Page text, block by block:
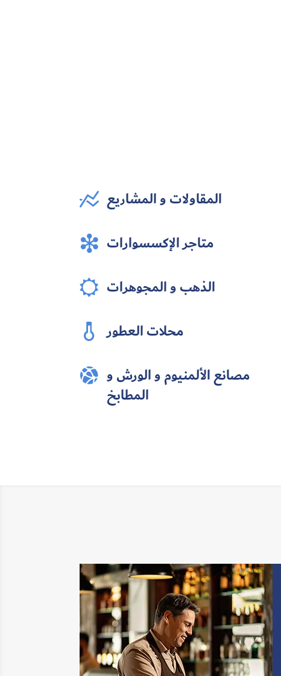
 المقاولات و المشاريع
 متاجر الإكسسوارات
 الذهب و المجوهرات
 محلات العطور
 مصانع الألمنيوم و الورش و
المطابخ